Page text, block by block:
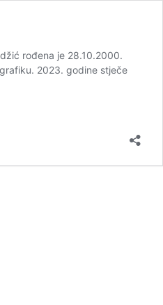
rođena je 28.10.2000.
2023. godine stječe